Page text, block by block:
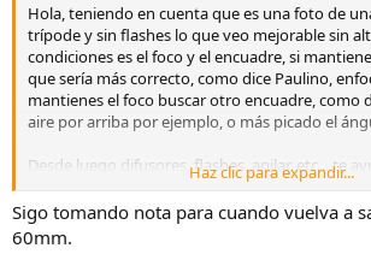
Hola, teniendo en cuenta que es una foto de
trípode y sin flashes lo que veo mejorable sin
condiciones es el foco y el encuadre, si
que sería más correcto, como dice Paulino,
mantienes el foco buscar otro encuadre, como
aire por arriba por ejemplo, o más picado el
Desde luego difusores, flashes, apilar, etc... te
perfectas pero ya no seria macro de fortuna, si
que no es lo tuyo yo seguiría sin "ayudas
entender las bondades y limitaciones de ese
muy valido y disfrutable y se aprende mucho
Haz clic para expandir...
Sigo tomando nota para cuando vuelva a
60mm.